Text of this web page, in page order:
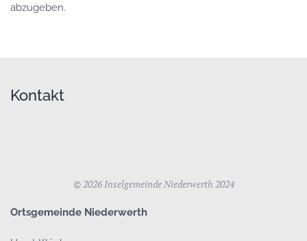
abzugeben.
Kontakt
©2026Inselgemeinde Niederwerth 2024
Ortsgemeinde Niederwerth